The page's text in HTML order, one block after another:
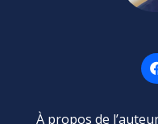
À propos de